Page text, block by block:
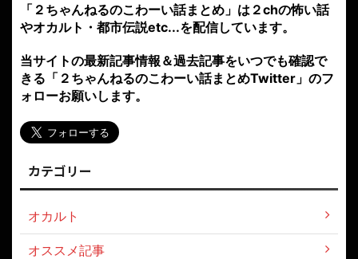
「２ちゃんねるのこわーい話まとめ」は２chの怖い話
やオカルト・都市伝説etc...を配信しています。
当サイトの最新記事情報＆過去記事をいつでも確認で
きる「２ちゃんねるのこわーい話まとめTwitter」のフ
ォローお願いします。
カテゴリー
オカルト
オススメ記事